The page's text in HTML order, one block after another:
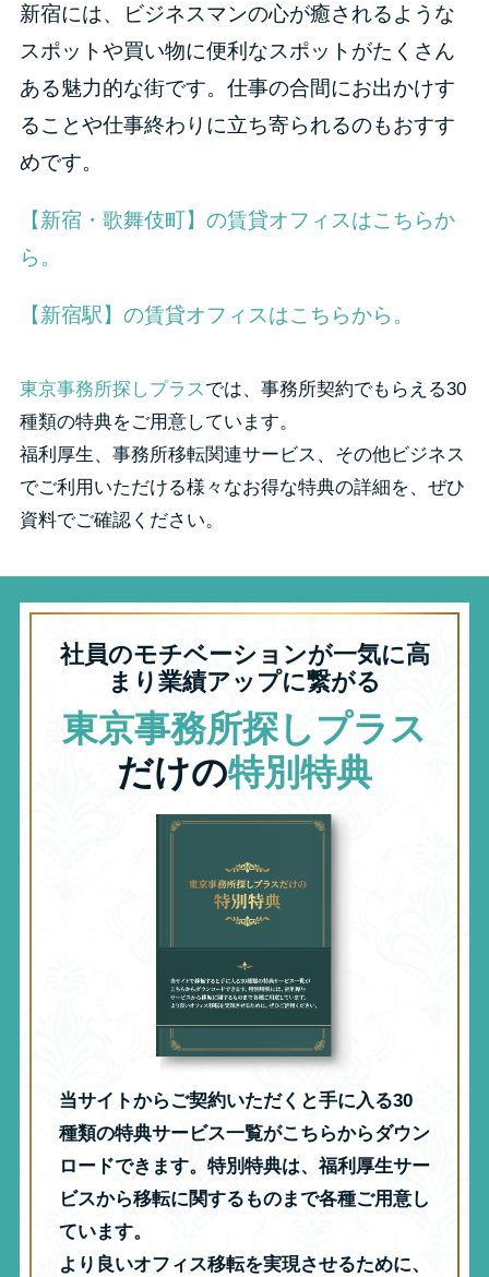
新宿には、ビジネスマンの心が癒されるような
スポットや買い物に便利なスポットがたくさん
ある魅力的な街です。仕事の合間にお出かけす
ることや仕事終わりに立ち寄られるのもおすす
めです。
【新宿・歌舞伎町】の賃貸オフィスはこちらか
ら。
【新宿駅】の賃貸オフィスはこちらから。
東京事務所探しプラスでは、事務所契約でもらえる30
種類の特典をご用意しています。
福利厚生、事務所移転関連サービス、その他ビジネス
でご利用いただける様々なお得な特典の詳細を、ぜひ
資料でご確認ください。
社員のモチベーションが一気に高
まり業績アップに繋がる
東京事務所探しプラス
だけの特別特典
当サイトからご契約いただくと手に入る30
種類の特典サービス一覧がこちらからダウン
ロードできます。特別特典は、福利厚生サー
ビスから移転に関するものまで各種ご用意し
ています。
より良いオフィス移転を実現させるために、